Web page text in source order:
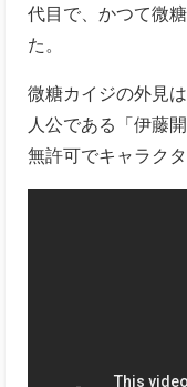
代目で、かつて微
た。
微糖カイジの外見
人公である「伊藤
無許可でキャラク